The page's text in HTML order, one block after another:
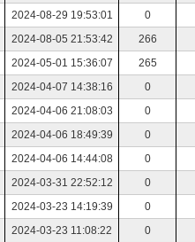
2024-08-29 19:53:01 0
2024-08-05 21:53:42 266
2024-05-01 15:36:07 265
2024-04-07 14:38:16 0
2024-04-06 21:08:03 0
2024-04-06 18:49:39 0
2024-04-06 14:44:08 0
2024-03-31 22:52:12 0
2024-03-23 14:19:39 0
2024-03-23 11:08:22 0